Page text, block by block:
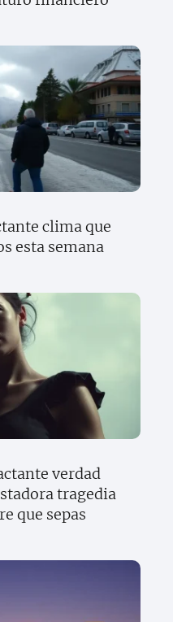
clima que
esta semana
verdad
tragedia
que sepas